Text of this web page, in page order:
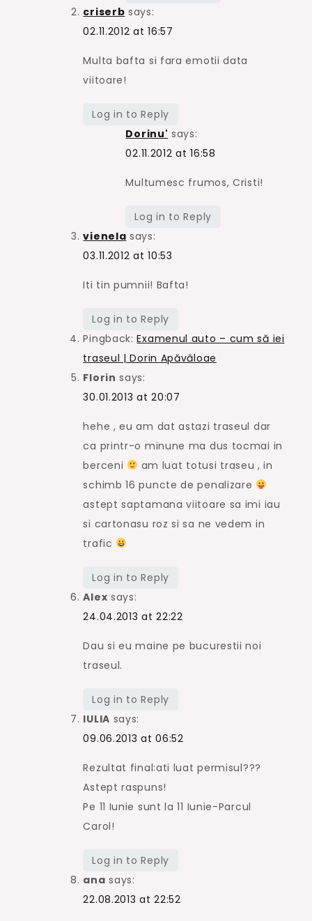
criserb says:
02.11.2012 at 16:57
Multa bafta si fara emotii data
viitoare!
Log in to Reply
Dorinu' says:
02.11.2012 at 16:58
Multumesc frumos, Cristi!
Log in to Reply
vienela says:
03.11.2012 at 10:53
Iti tin pumnii! Bafta!
Log in to Reply
Pingback:Examenul auto – cum să iei
traseul | Dorin Apăvăloae
Florin says:
30.01.2013 at 20:07
hehe , eu am dat astazi traseul dar
ca printr-o minune ma dus tocmai in
berceni
am luat totusi traseu , in
schimb 16 puncte de penalizare
astept saptamana viitoare sa imi iau
si cartonasu roz si sa ne vedem in
trafic
Log in to Reply
Alex says:
24.04.2013 at 22:22
Dau si eu maine pe bucurestii noi
traseul.
Log in to Reply
IULIA says:
09.06.2013 at 06:52
Rezultat final:ati luat permisul???
Astept raspuns!
Pe 11 Iunie sunt la 11 Iunie-Parcul
Carol!
Log in to Reply
ana says:
22.08.2013 at 22:52